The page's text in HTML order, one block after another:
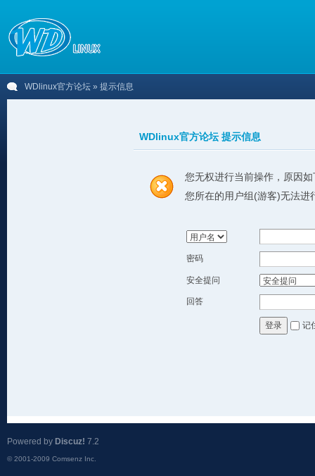
WDlinux官方论坛 » 提示信息
WDlinux官方论坛 提示信息
您无权进行当前操作，原因如
您所在的用户组(游客)无法进
密码
安全提问
回答
登录 记
Powered by Discuz! 7.2
© 2001-2009 Comsenz Inc.